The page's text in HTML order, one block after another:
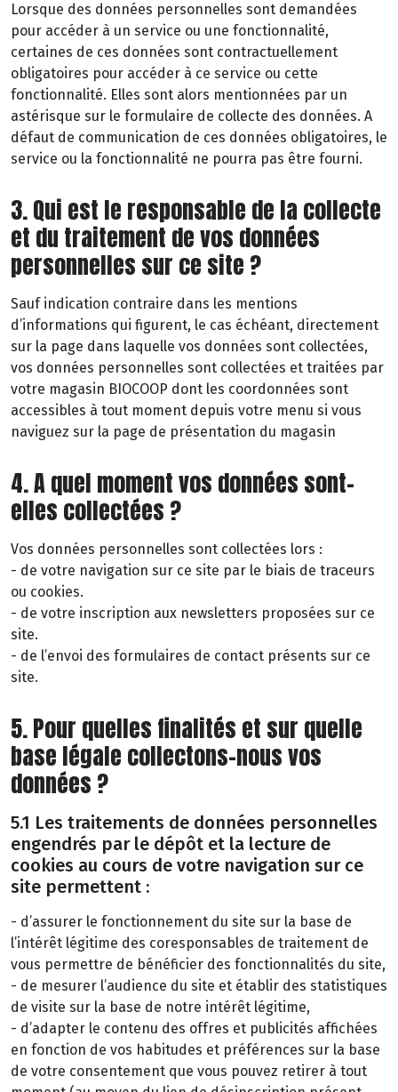
Lorsque des données personnelles sont demandées
pour accéder à un service ou une fonctionnalité,
certaines de ces données sont contractuellement
obligatoires pour accéder à ce service ou cette
fonctionnalité. Elles sont alors mentionnées par un
astérisque sur le formulaire de collecte des données. A
défaut de communication de ces données obligatoires, le
service ou la fonctionnalité ne pourra pas être fourni.
3. Qui est le responsable de la collecte
et du traitement de vos données
personnelles sur ce site ?
Sauf indication contraire dans les mentions
d’informations qui figurent, le cas échéant, directement
sur la page dans laquelle vos données sont collectées,
vos données personnelles sont collectées et traitées par
votre magasin BIOCOOP dont les coordonnées sont
accessibles à tout moment depuis votre menu si vous
naviguez sur la page de présentation du magasin
4. A quel moment vos données sont-
elles collectées ?
Vos données personnelles sont collectées lors :
- de votre navigation sur ce site par le biais de traceurs
ou cookies.
- de votre inscription aux newsletters proposées sur ce
site.
- de l’envoi des formulaires de contact présents sur ce
site.
5. Pour quelles finalités et sur quelle
base légale collectons-nous vos
données ?
5.1 Les traitements de données personnelles
engendrés par le dépôt et la lecture de
cookies au cours de votre navigation sur ce
site permettent :
- d’assurer le fonctionnement du site sur la base de
l’intérêt légitime des coresponsables de traitement de
vous permettre de bénéficier des fonctionnalités du site,
- de mesurer l’audience du site et établir des statistiques
de visite sur la base de notre intérêt légitime,
- d’adapter le contenu des offres et publicités affichées
en fonction de vos habitudes et préférences sur la base
de votre consentement que vous pouvez retirer à tout